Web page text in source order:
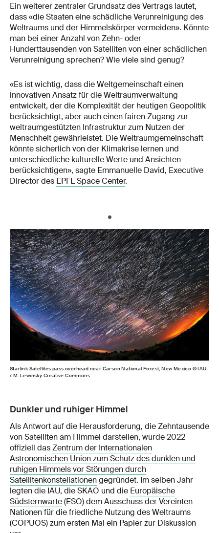
Ein weiterer zentraler Grundsatz des Vertrags lautet,
dass «die Staaten eine schädliche Verunreinigung des
Weltraums und der Himmelskörper vermeiden». Könnte
man bei einer Anzahl von Zehn- oder
Hunderttausenden von Satelliten von einer schädlichen
Verunreinigung sprechen? Wie viele sind genug?
«Es ist wichtig, dass die Weltgemeinschaft einen
innovativen Ansatz für die Weltraumverwaltung
entwickelt, der die Komplexität der heutigen Geopolitik
berücksichtigt, aber auch einen fairen Zugang zur
weltraumgestützten Infrastruktur zum Nutzen der
Menschheit gewährleistet. Die Weltraumgemeinschaft
könnte sicherlich von der Klimakrise lernen und
unterschiedliche kulturelle Werte und Ansichten
berücksichtigen», sagte Emmanuelle David, Executive
Director des EPFL Space Center.
Starlink Satellites pass overhead near Carson National Forest, New Mexico © IAU
/ M. Lewinsky Creative Commons
Dunkler und ruhiger Himmel
Als Antwort auf die Herausforderung, die Zehntausende
von Satelliten am Himmel darstellen, wurde 2022
offiziell dasZentrum der Internationalen
Astronomischen Union zum Schutz des dunklen und
ruhigen Himmels vor Störungen durch
Satellitenkonstellationengegründet. Im selben Jahr
legten die IAU, die SKAO und die Europäische
Südsternwarte(ESO) dem Ausschuss der Vereinten
Nationen für die friedliche Nutzung des Weltraums
(COPUOS) zum ersten Mal ein Papier zur Diskussion